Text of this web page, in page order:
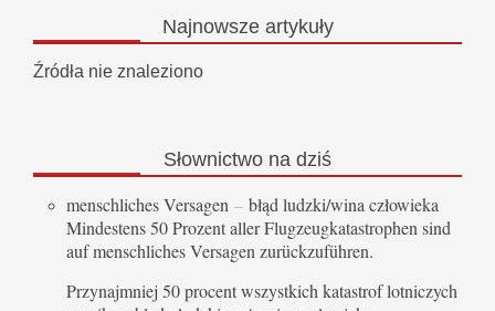
Najnowszeartykuły
Źródła nie znaleziono
Słownictwo na dziś
menschliches Versagen – błąd ludzki/wina człowieka
Mindestens 50 Prozent aller Flugzeugkatastrophen sind
auf menschliches Versagen zurückzuführen.
Przynajmniej 50 procent wszystkich katastrof lotniczych